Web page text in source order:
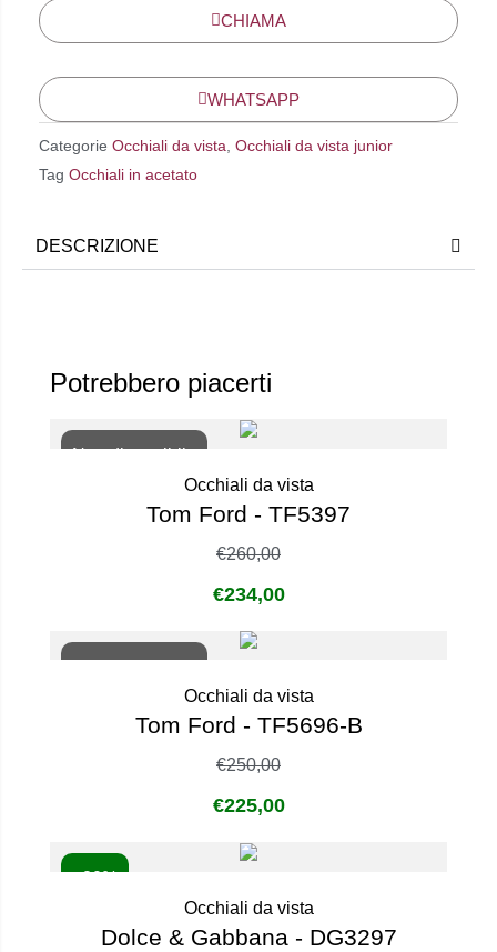
CHIAMA
WHATSAPP
Categorie Occhiali da vista, Occhiali da vista junior
Tag Occhiali in acetato
DESCRIZIONE
Potrebbero piacerti
Non disponibile
Occhiali da vista
Tom Ford - TF5397
€260,00
€234,00
Occhiali da vista
Tom Ford - TF5696-B
€250,00
€225,00
- 20%
Occhiali da vista
Dolce & Gabbana - DG3297